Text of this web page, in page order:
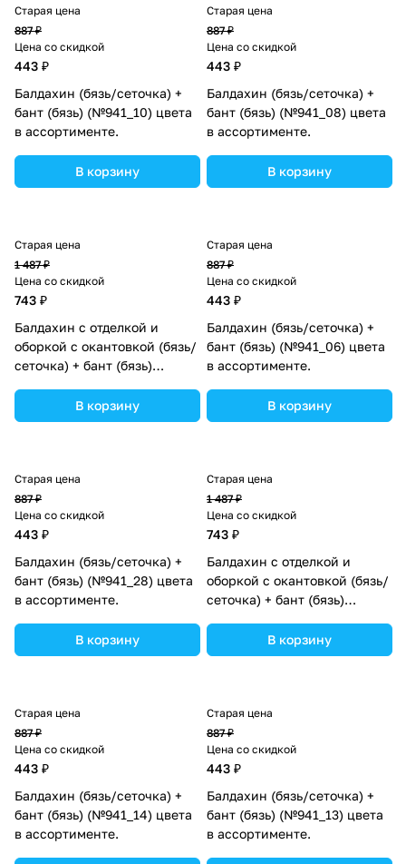
Старая цена
887 ₽
Цена со скидкой
443 ₽
Балдахин (бязь/сеточка) +
бант (бязь) (№941_10) цвета
в ассортименте.
В корзину
Старая цена
887 ₽
Цена со скидкой
443 ₽
Балдахин (бязь/сеточка) +
бант (бязь) (№941_08) цвета
в ассортименте.
В корзину
Старая цена
1 487 ₽
Цена со скидкой
743 ₽
Балдахин с отделкой и
оборкой с окантовкой (бязь/
сеточка) + бант (бязь)
ассортименте.В корзину
Старая цена
887 ₽
Цена со скидкой
443 ₽
Балдахин (бязь/сеточка) +
бант (бязь) (№941_06) цвета
в ассортименте.
В корзину
Старая цена
887 ₽
Цена со скидкой
443 ₽
Балдахин (бязь/сеточка) +
бант (бязь) (№941_28) цвета
в ассортименте.
В корзину
Старая цена
1 487 ₽
Цена со скидкой
743 ₽
Балдахин с отделкой и
оборкой с окантовкой (бязь/
сеточка) + бант (бязь)
ассортименте.В корзину
Старая цена
887 ₽
Цена со скидкой
443 ₽
Балдахин (бязь/сеточка) +
бант (бязь) (№941_14) цвета
в ассортименте.
Старая цена
887 ₽
Цена со скидкой
443 ₽
Балдахин (бязь/сеточка) +
бант (бязь) (№941_13) цвета
в ассортименте.